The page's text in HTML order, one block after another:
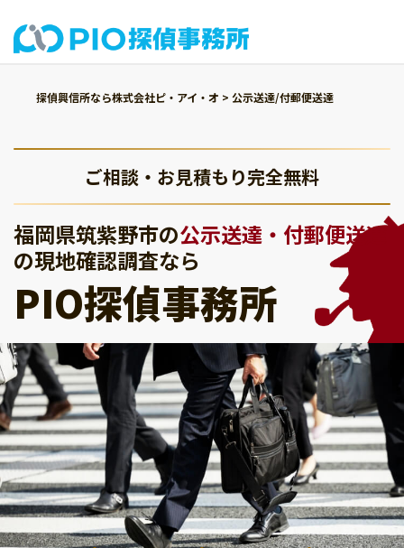
探偵興信所なら株式会社ピ・アイ・オ > 公示送達/付郵便送達
ご相談・お見積もり完全無料
福岡県筑紫野市の公示送達・付郵便送達
の現地確認調査なら
PIO探偵事務所